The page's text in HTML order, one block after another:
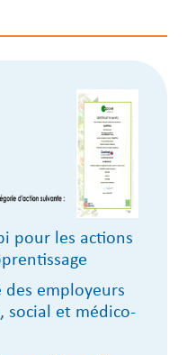
pour les actions
employeurs
social et médico-